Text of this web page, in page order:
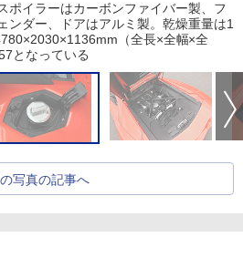
ポイラーはカーボンファイバー製、フ
ンダー、ドアはアルミ製。乾燥重量は1
（全長×全幅×全
となっている
写真の記事へ